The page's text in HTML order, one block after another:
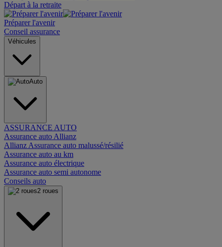
Départ à la retraite
Préparer l'avenir
Conseil assurance
Véhicules
Auto
ASSURANCE AUTO
Assurance auto Allianz
Allianz Assurance auto malussé/résilié
Assurance auto au km
Assurance auto électrique
Assurance auto semi autonome
Conseils auto
2 roues